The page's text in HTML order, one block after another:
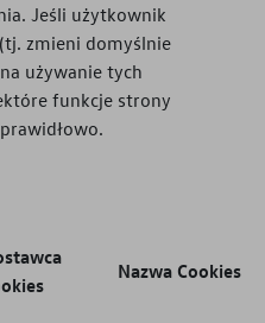
Jeśli użytkownik
zmieni domyślnie
używanie tych
funkcje strony
Nazwa Cookies